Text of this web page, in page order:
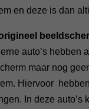
en deze is dan
auto’s hebben
maar nog
Hiervoor
In deze auto’s